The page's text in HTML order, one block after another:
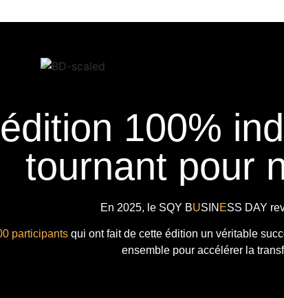
100%
tournant pour
En 2025, le SQY BUSIN ESS DAY
participantsqui ont fait de cette édition un véritable
ensemble pour accélérer la